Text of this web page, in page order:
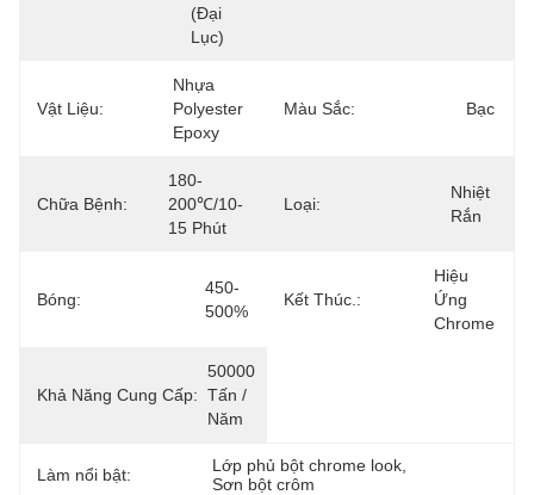
(Đại
Lục)
Vật Liệu:
Nhựa
Polyester
Epoxy
Màu Sắc: Bạc
Chữa Bệnh:
180-
200℃/10-
15 Phút
Loại:
Nhiệt
Rắn
Bóng:
450-
500%
Kết Thúc.:
Hiệu
Ứng
Chrome
Khả Năng Cung Cấp:
50000
Tấn /
Năm
Làm nổi bật: Lớp phủ bột chrome look
Sơn bột crôm